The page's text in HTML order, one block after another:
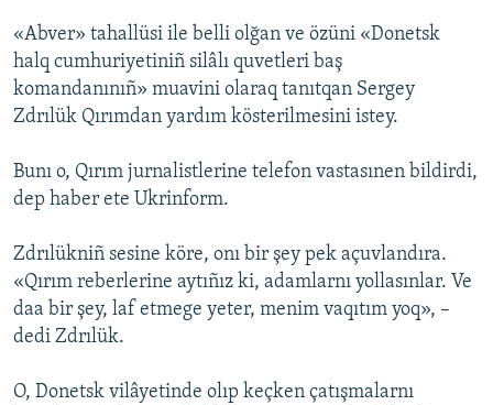
QOŞULIÑIZ!
«Abver» tahallüsi ile belli olğan ve özüni «Donetsk
halq cumhuriyetiniñ silâlı quvetleri baş
komandanınıñ» muavini olaraq tanıtqan Sergey
Zdrılük Qırımdan yardım kösterilmesini istey.
Bunı o, Qırım jurnalistlerine telefon vastasınen bildirdi,
dep haber ete Ukrinform.
Zdrılükniñ sesine köre, onı bir şey pek açuvlandıra.
«Qırım reberlerine aytıñız ki, adamlarnı yollasınlar. Ve
daa bir şey, laf etmege yeter, menim vaqıtım yoq», –
dedi Zdrılük.
O, Donetsk vilâyetinde olıp keçken çatışmalarnı